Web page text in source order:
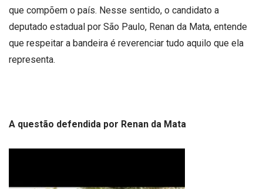
que compõem o país. Nesse sentido, o candidato a
deputado estadual por São Paulo, Renan da Mata, entende
que respeitar a bandeira é reverenciar tudo aquilo que ela
representa.
A questão defendida por Renan da Mata